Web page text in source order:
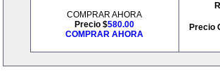
COMPRAR AHORA
Precio $580.00
COMPRAR AHORA
Precio